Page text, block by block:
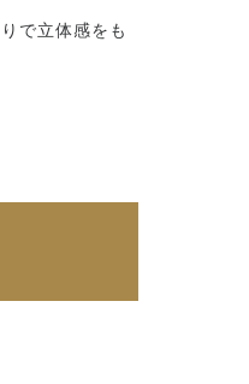
で立体感をも
現。瞬きなど
込み、瞳が